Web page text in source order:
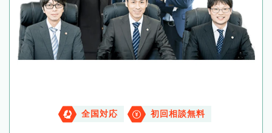
全国対応 初回相談無料